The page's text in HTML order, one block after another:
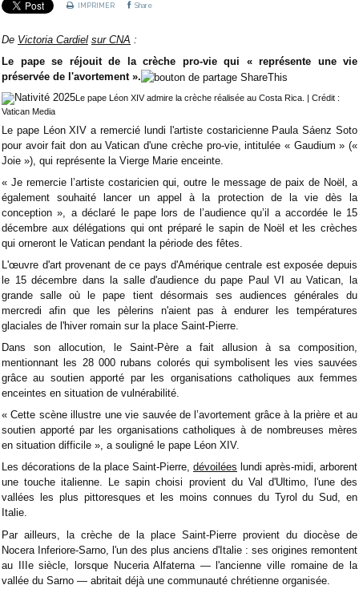
IMPRIMER Share
De Victoria Cardiel sur CNA :
Le pape se réjouit de la crèche pro-vie qui « représente une vie
préservée de l'avortement ».
Le pape Léon XIV admire la crèche réalisée au Costa Rica. | Crédit :
Vatican Media
Le pape Léon XIV a remercié lundi l'artiste costaricienne Paula Sáenz Soto
pour avoir fait don au Vatican d'une crèche pro-vie, intitulée « Gaudium » («
Joie »), qui représente la Vierge Marie enceinte.
« Je remercie l’artiste costaricien qui, outre le message de paix de Noël, a
également souhaité lancer un appel à la protection de la vie dès la
conception », a déclaré le pape lors de l’audience qu’il a accordée le 15
décembre aux délégations qui ont préparé le sapin de Noël et les crèches
qui orneront le Vatican pendant la période des fêtes.
L'œuvre d'art provenant de ce pays d'Amérique centrale est exposée depuis
le 15 décembre dans la salle d'audience du pape Paul VI au Vatican, la
grande salle où le pape tient désormais ses audiences générales du
mercredi afin que les pèlerins n'aient pas à endurer les températures
glaciales de l'hiver romain sur la place Saint-Pierre.
Dans son allocution, le Saint-Père a fait allusion à sa composition,
mentionnant les 28 000 rubans colorés qui symbolisent les vies sauvées
grâce au soutien apporté par les organisations catholiques aux femmes
enceintes en situation de vulnérabilité.
« Cette scène illustre une vie sauvée de l’avortement grâce à la prière et au
soutien apporté par les organisations catholiques à de nombreuses mères
en situation difficile », a souligné le pape Léon XIV.
Les décorations de la place Saint-Pierre, dévoilées lundi après-midi, arborent
une touche italienne. Le sapin choisi provient du Val d'Ultimo, l'une des
vallées les plus pittoresques et les moins connues du Tyrol du Sud, en
Italie.
Par ailleurs, la crèche de la place Saint-Pierre provient du diocèse de
Nocera Inferiore-Sarno, l'un des plus anciens d'Italie : ses origines remontent
au IIIe siècle, lorsque Nuceria Alfaterna — l'ancienne ville romaine de la
vallée du Sarno — abritait déjà une communauté chrétienne organisée.